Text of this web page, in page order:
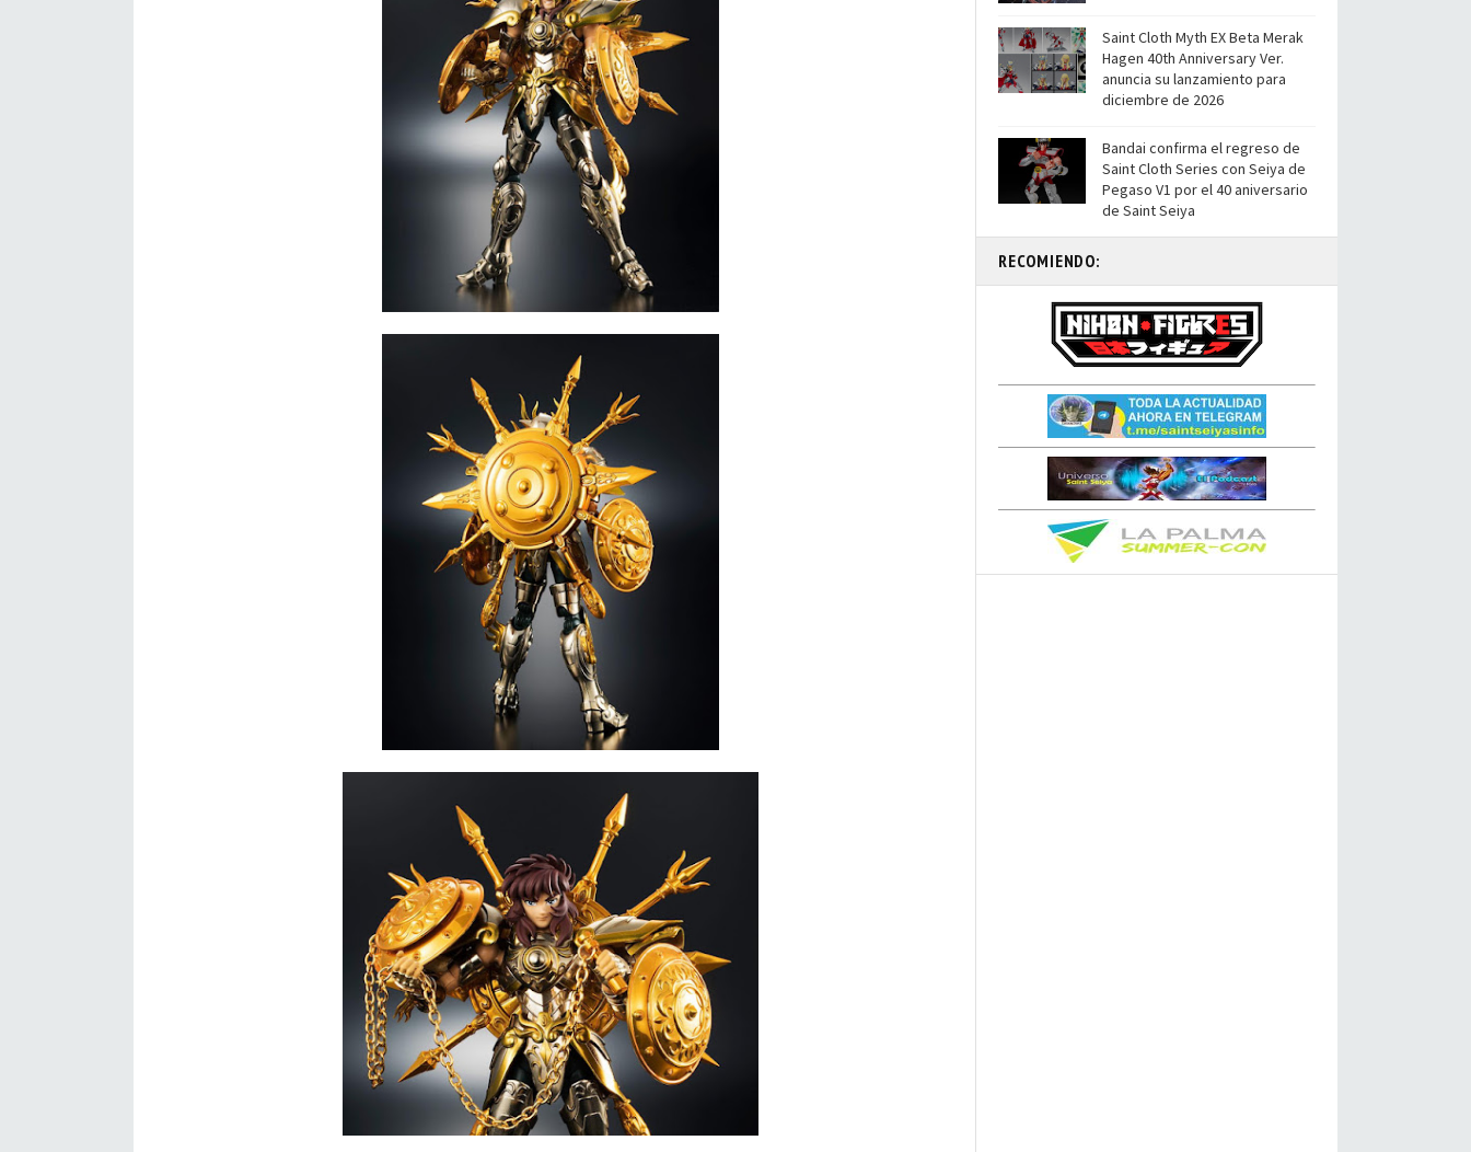
Saint Cloth Myth EX Beta Merak
Hagen 40th Anniversary Ver.
anuncia su lanzamiento para
diciembre de 2026
Bandai confirma el regreso de
Saint Cloth Series con Seiya de
Pegaso V1 por el 40 aniversario
de Saint Seiya
RECOMIENDO: